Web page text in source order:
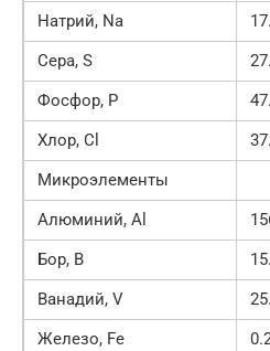
Натрий, Na
Сера, S
Фосфор, P
Хлор, Cl
Микроэлементы
Алюминий, Al
Бор, B
Ванадий, V
Железо, Fe